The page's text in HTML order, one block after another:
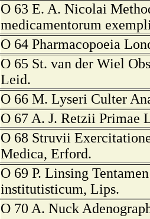
O 63 E. A. Nicolai
medicamentorum
O 64 Pharmacopoeia
O 65 St. van der Wiel
Leid.
O 66 M. Lyseri Culter
O 67 A. J. Retzii Primae
O 68 Struvii
Medica, Erford.
O 69 P. Linsing
institutisticum, Lips.
O 70 A. Nuck